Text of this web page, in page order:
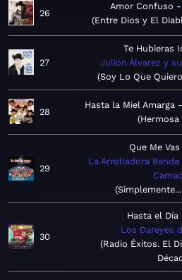
26
Amor Confuso
Entre Dios y El
27
Te Hubieras
Julión Álvarez y
Soy Lo Que
28
Hasta la Miel Amarga
Hermosa
29
Que Me
La Arrolladora
30
Hasta el Día
Los Dareyes
Radio Éxitos. El